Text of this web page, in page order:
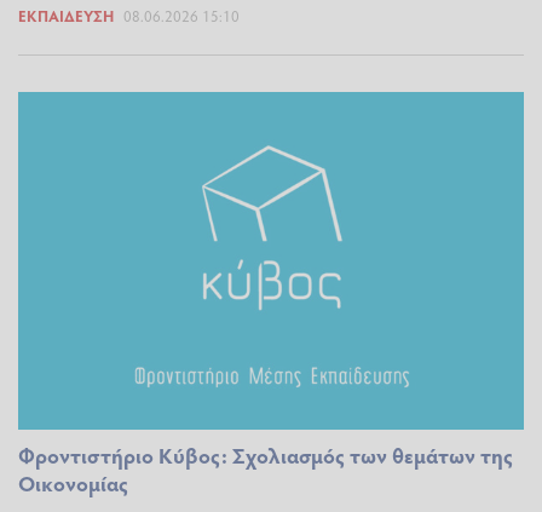
ΕΚΠΑΊΔΕΥΣΗ 08.06.2026 15:10
Φροντιστήριο Κύβος: Σχολιασμός των θεμάτων της
Οικονομίας